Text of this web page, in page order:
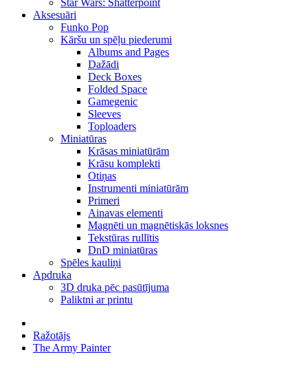
Star Wars: Shatterpoint
Aksesuāri
Funko Pop
Kāršu un spēļu piederumi
Albums and Pages
Dažādi
Deck Boxes
Folded Space
Gamegenic
Sleeves
Toploaders
Miniatūras
Krāsas miniatūrām
Krāsu komplekti
Otiņas
Instrumenti miniatūrām
Primeri
Ainavas elementi
Magnēti un magnētiskās loksnes
Tekstūras rullītis
DnD miniatūras
Spēles kauliņi
Apdruka
3D druka pēc pasūtījuma
Paliktni ar printu
Ražotājs
The Army Painter